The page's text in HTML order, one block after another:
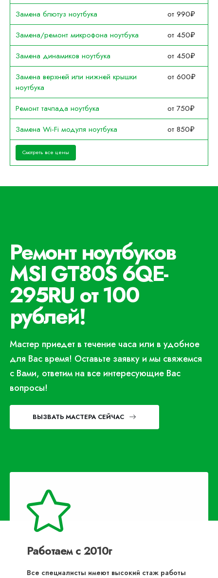
Замена блютуз ноутбука
от 990₽
Замена/ремонт микрофона ноутбука
от 450₽
Замена динамиков ноутбука
от 450₽
Замена верхней или нижней крышки
ноутбука
от 600₽
Ремонт тачпада ноутбука
от 750₽
Замена Wi-Fi модуля ноутбука
от 850₽
Смотреть все цены
Ремонт ноутбуков
MSI GT80S 6QE-
295RU от 100
рублей!
Мастер приедет в течение часа или в удобное
для Вас время! Оставьте заявку и мы свяжемся
с Вами, ответим на все интересующие Вас
вопросы!
ВЫЗВАТЬ МАСТЕРА СЕЙЧАС
Работаем с 2010г
Все специалисты имеют высокий стаж работы